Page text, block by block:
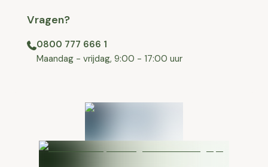
Vragen?
0800 777 666 1
⁠⁠Maandag - vrijdag, 9:00 - 17:00 uur